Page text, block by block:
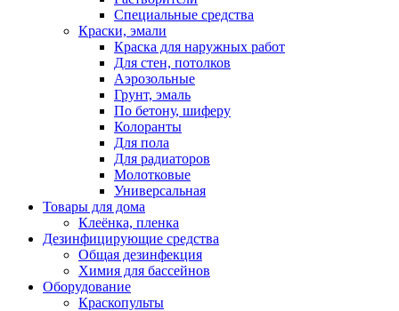
Специальные средства
Краски, эмали
Краска для наружных работ
Для стен, потолков
Аэрозольные
Грунт, эмаль
По бетону, шиферу
Колоранты
Для пола
Для радиаторов
Молотковые
Универсальная
Товары для дома
Клеёнка, пленка
Дезинфицирующие средства
Общая дезинфекция
Химия для бассейнов
Оборудование
Краскопульты